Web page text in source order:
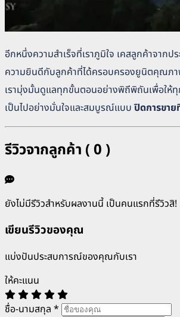
อีกหนึ่งความสำเร็จที่เราภูมิใจ เคสลูกค้าจากป
ความยินดีกับลูกค้าที่ได้ครอบครองยูนิตคุณภ
เรามุ่งมั้นดูแลทุกขั้นตอนอย่างพิถีพิถันเพื่อให้
เป็นไปอย่างมั่นใจและสมบูรณ์แบบปิดการขา
รีวิวจากลูกค้า ( 0 )
ยังไม่มีรีวิวสำหรับผลงานนี้ เป็นคนแรกที่รีวิวสิ!
เขียนรีวิวของคุณ
แบ่งปันประสบการณ์ของคุณกับเรา
ให้คะแนน
ชื่อ-นามสกุล *